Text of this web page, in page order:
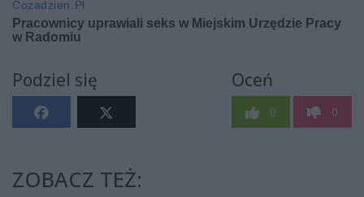
Podziel się Oceń
0 0
ZOBACZ TEŻ: